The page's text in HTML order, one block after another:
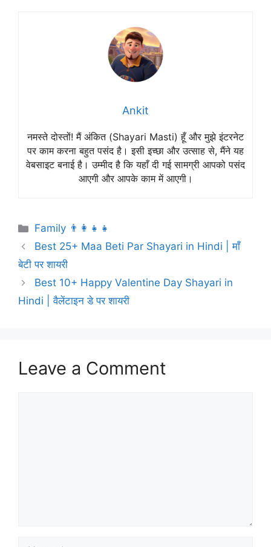
Ankit
नमस्ते दोस्तों! मैं अंकित (Shayari Masti) हूँ और मुझे इंटरनेट
पर काम करना बहुत पसंद है। इसी इच्छा और उत्साह से, मैंने यह
वेबसाइट बनाई है। उम्मीद है कि यहाँ दी गई सामग्री आपको पसंद
आएगी और आपके काम में आएगी।
Family 👨‍👩‍👧‍👧
Best 25+ Maa Beti Par Shayari in Hindi | माँ
बेटी पर शायरी
Best 10+ Happy Valentine Day Shayari in
Hindi | वैलेंटाइन डे पर शायरी
Leave a Comment